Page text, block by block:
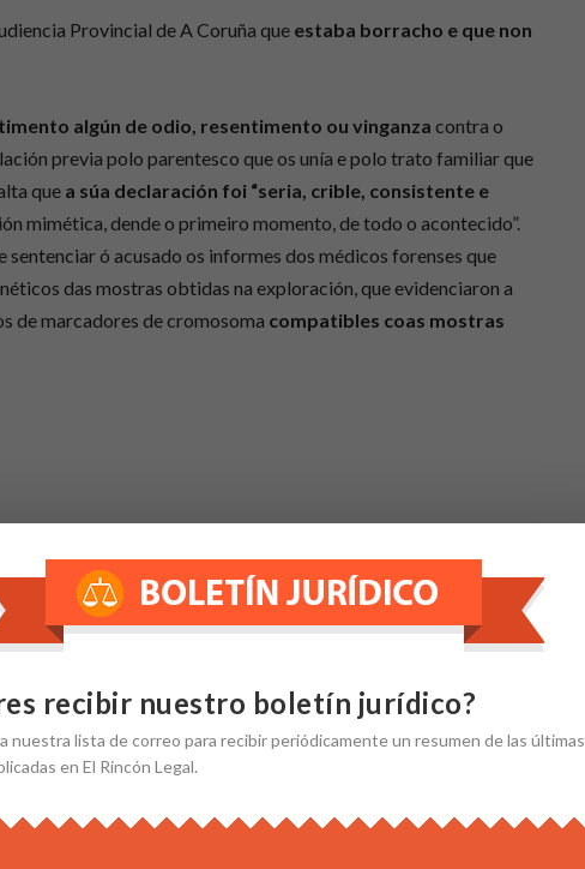
Provincial de A Coruña que estaba borracho e que non
algún de odio, resentimento ou vinganza contra o
previa polo parentesco que os unía e polo trato familiar que
que a súa declaración foi “seria, crible, consistente e
mimética, dende o primeiro momento, de todo o acontecido”.
ó acusado os informes dos médicos forenses que
das mostras obtidas na exploración, que evidenciaron a
de marcadores de cromosoma compatibles coas mostras
recibir nuestro boletín jurídico?
a nuestra lista de correo para recibir periódicamente un resumen de las últimas
en El Rincón Legal.